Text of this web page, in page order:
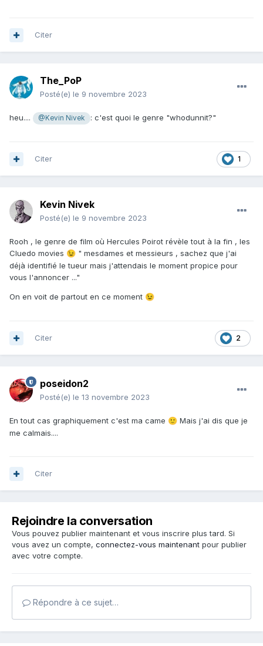
Citer
The_PoP
Posté(e) le 9 novembre 2023
heu.... @Kevin Nivek : c'est quoi le genre "whodunnit?"
1
Citer
Kevin Nivek
Posté(e) le 9 novembre 2023
Rooh , le genre de film où Hercules Poirot révèle tout à la fin , les
Cluedo movies 😉 " mesdames et messieurs , sachez que j'ai
déjà identifié le tueur mais j'attendais le moment propice pour
vous l'annoncer ..."
On en voit de partout en ce moment 😉
2
Citer
poseidon2
Posté(e) le 13 novembre 2023
En tout cas graphiquement c'est ma came 🙂 Mais j'ai dis que je
me calmais....
Citer
Rejoindre la conversation
Vous pouvez publier maintenant et vous inscrire plus tard. Si
vous avez un compte, connectez-vous maintenant pour publier
avec votre compte.
Répondre à ce sujet…